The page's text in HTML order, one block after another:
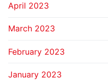
April 2023
March 2023
February 2023
January 2023